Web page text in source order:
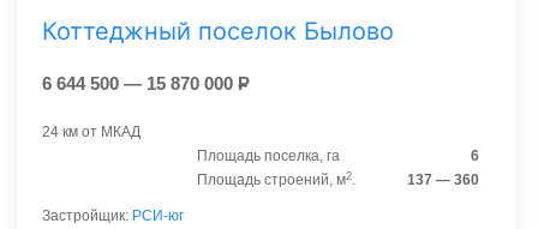
Коттеджный поселок Былово
6 644 500 — 15 870 000 Р
24 км от МКАД
Площадь поселка, га
6
Площадь строений, м2. 137 — 360
Застройщик: РСИ-юг